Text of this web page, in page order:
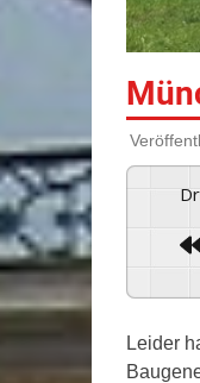
Leider